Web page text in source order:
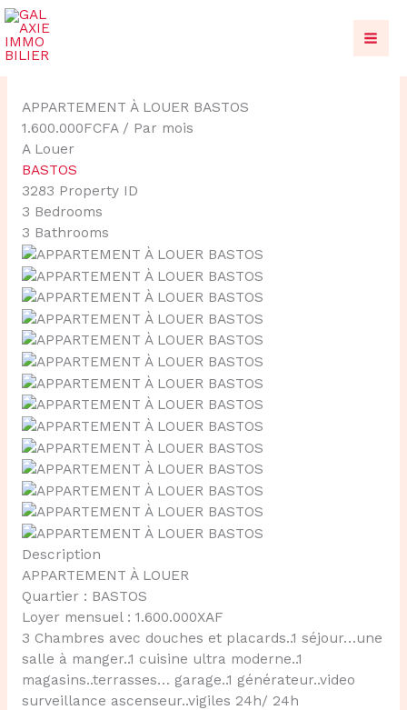
Aller
contenu
APPARTEMENT À LOUER BASTOS
1.600.000FCFA / Par mois
A Louer
BASTOS
3283 Property ID
3 Bedrooms
3 Bathrooms
Description
APPARTEMENT À LOUER
Quartier : BASTOS
Loyer mensuel : 1.600.000XAF
3 Chambres avec douches et placards..1 séjour…une
salle à manger..1 cuisine ultra moderne..1
magasins..terrasses… garage..1 générateur..video
surveillance ascenseur..vigiles 24h/ 24h